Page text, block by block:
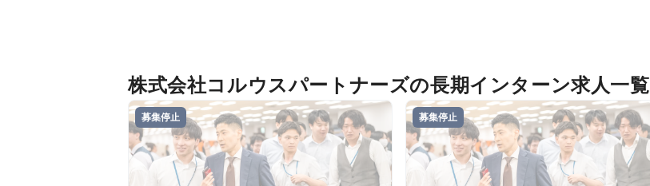
株式会社コルウスパートナーズの長期インターン求人一覧
募集停止 募集停止